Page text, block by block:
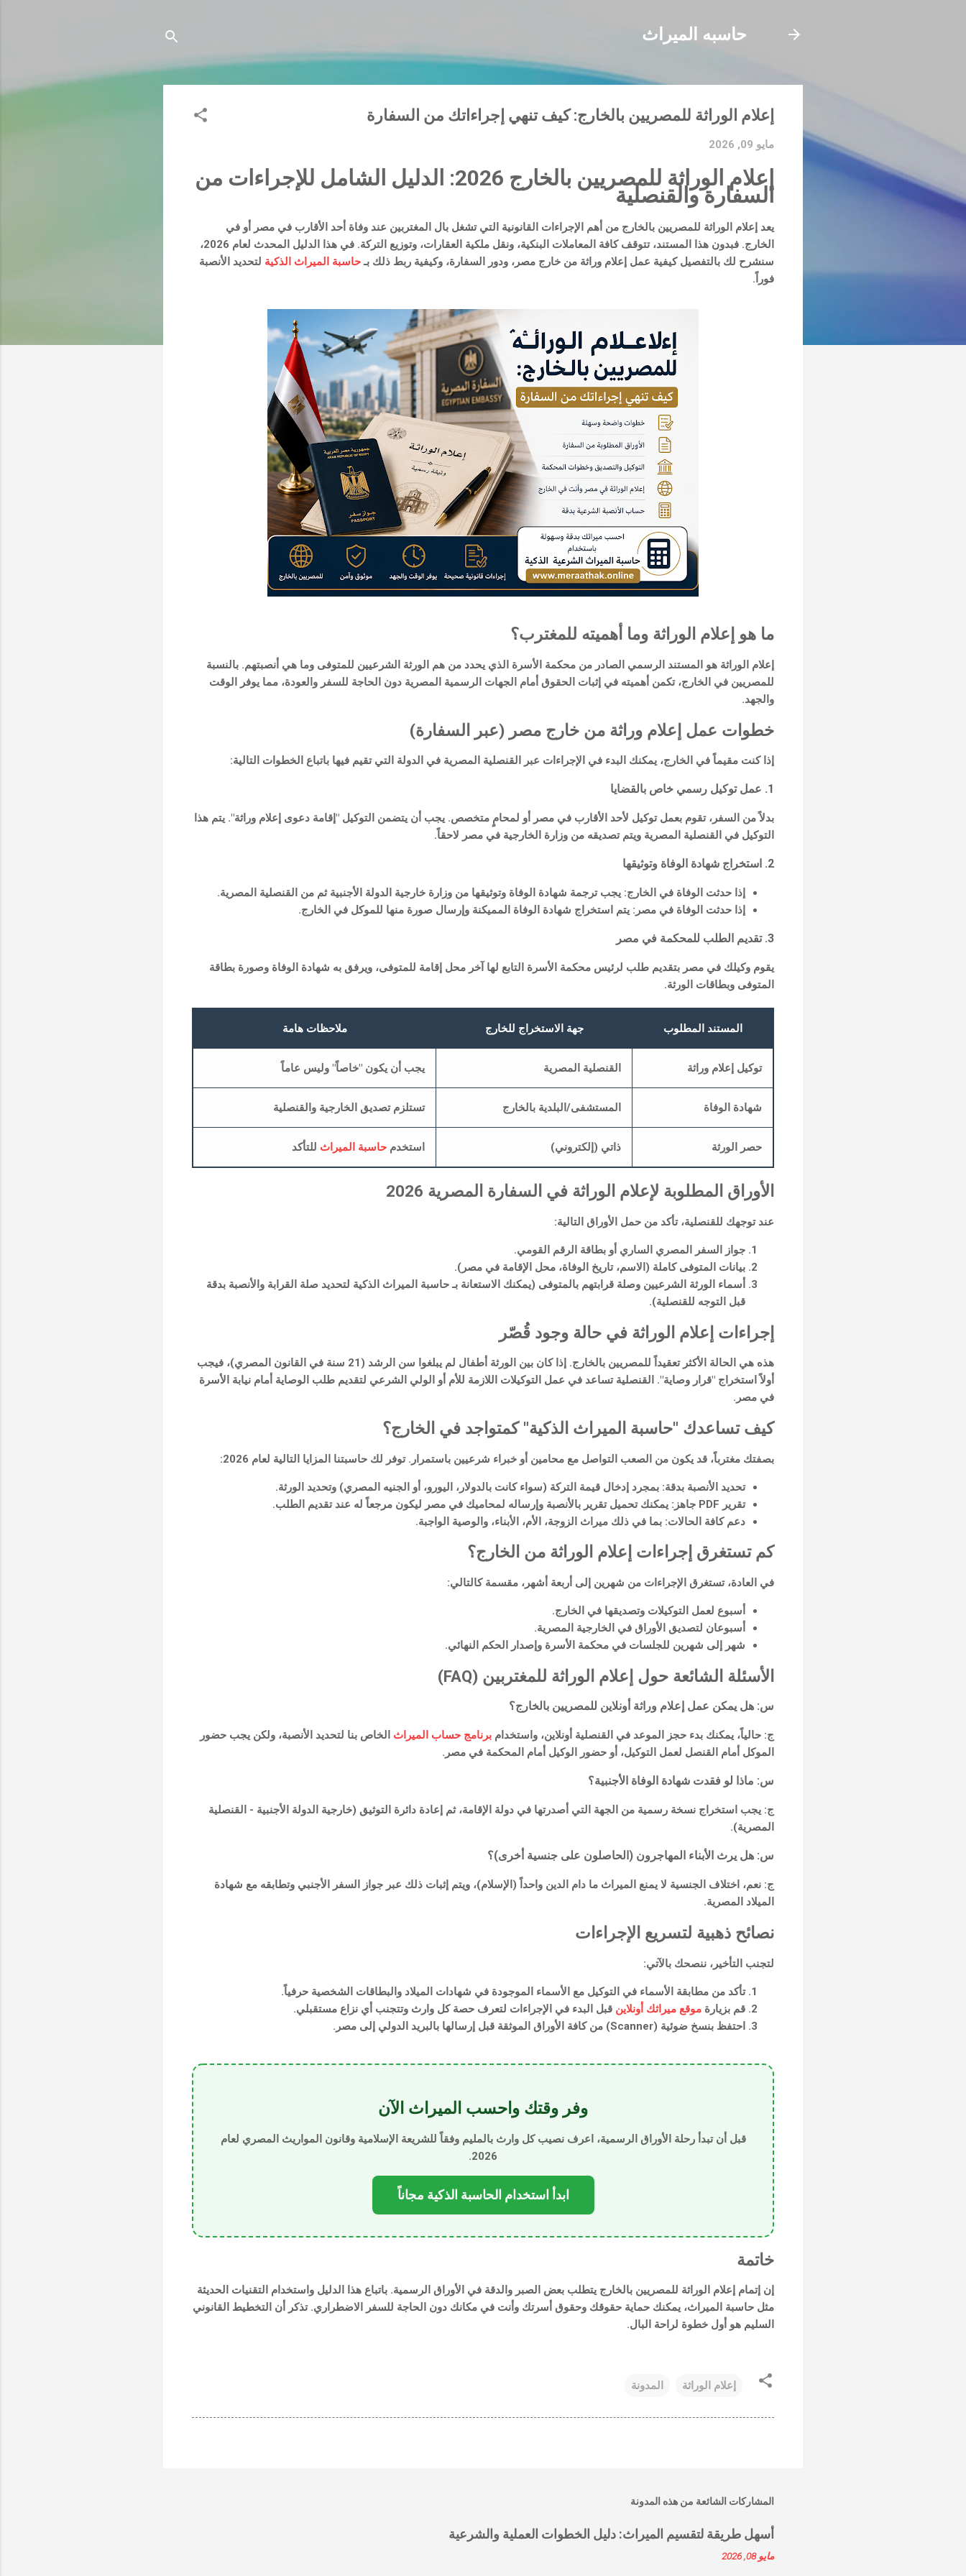
حاسبه الميراث
إعلام الوراثة للمصريين بالخارج: كيف تنهي إجراءاتك من السفارة
مايو 09, 2026
إعلام الوراثة للمصريين بالخارج 2026: الدليل الشامل للإجراءات من
السفارة والقنصلية
يعد إعلام الوراثة للمصريين بالخارج من أهم الإجراءات القانونية التي تشغل بال المغتربين عند وفاة أحد الأقارب في مصر أو في
الخارج. فبدون هذا المستند، تتوقف كافة المعاملات البنكية، ونقل ملكية العقارات، وتوزيع التركة. في هذا الدليل المحدث لعام 2026،
سنشرح لك بالتفصيلكيفية عمل إعلام وراثة من خارج مصر ، ودور السفارة، وكيفية ربط ذلك بـ حاسبة الميراث الذكية لتحديد الأنصبة
فوراً.
ما هو إعلام الوراثة وما أهميته للمغترب؟
إعلام الوراثة هو المستند الرسمي الصادر من محكمة الأسرة الذي يحدد من هم الورثة الشرعيين للمتوفى وما هي أنصبتهم. بالنسبة
للمصريين في الخارج، تكمن أهميته في إثبات الحقوق أمام الجهات الرسمية المصرية دون الحاجة للسفر والعودة، مما يوفر الوقت
والجهد.
خطوات عمل إعلام وراثة من خارج مصر (عبر السفارة)
إذا كنت مقيماً في الخارج، يمكنك البدء في الإجراءات عبر القنصلية المصرية في الدولة التي تقيم فيها باتباع الخطوات التالية:
1. عمل توكيل رسمي خاص بالقضايا
بدلاً من السفر، تقوم بعمل توكيل لأحد الأقارب في مصر أو لمحامٍ متخصص. يجب أن يتضمن التوكيل "إقامة دعوى إعلام وراثة". يتم هذا
التوكيل في القنصلية المصرية ويتم تصديقه من وزارة الخارجية في مصر لاحقاً.
2. استخراج شهادة الوفاة وتوثيقها
إذا حدثت الوفاة في الخارج: يجب ترجمة شهادة الوفاة وتوثيقها من وزارة خارجية الدولة الأجنبية ثم من القنصلية المصرية.
إذا حدثت الوفاة في مصر: يتم استخراج شهادة الوفاة المميكنة وإرسال صورة منها للموكل في الخارج.
3. تقديم الطلب للمحكمة في مصر
يقوم وكيلك في مصر بتقديم طلب لرئيس محكمة الأسرة التابع لها آخر محل إقامة للمتوفى، ويرفق به شهادة الوفاة وصورة بطاقة
المتوفى وبطاقات الورثة.
المستند المطلوب جهة الاستخراج للخارج ملاحظات هامة
توكيل إعلام وراثة القنصلية المصرية يجب أن يكون "خاصاً" وليس عاماً
شهادة الوفاة المستشفى/البلدية بالخارج تستلزم تصديق الخارجية والقنصلية
حصر الورثة ذاتي (إلكتروني) استخدم حاسبة الميراث للتأكد
الأوراق المطلوبة لإعلام الوراثة في السفارة المصرية 2026
عند توجهك للقنصلية، تأكد من حمل الأوراق التالية:
جواز السفر المصري الساري أو بطاقة الرقم القومي.
بيانات المتوفى كاملة (الاسم، تاريخ الوفاة، محل الإقامة في مصر).
أسماء الورثة الشرعيين وصلة قرابتهم بالمتوفى (يمكنك الاستعانة بـ حاسبة الميراث الذكية لتحديد صلة القرابة والأنصبة بدقة
قبل التوجه للقنصلية).
إجراءات إعلام الوراثة في حالة وجود قُصّر
هذه هي الحالة الأكثر تعقيداً للمصريين بالخارج. إذا كان بين الورثة أطفال لم يبلغوا سن الرشد (21 سنة في القانون المصري)، فيجب
أولاً استخراج "قرار وصاية". القنصلية تساعد في عمل التوكيلات اللازمة للأم أو الولي الشرعي لتقديم طلب الوصاية أمام نيابة الأسرة
في مصر.
كيف تساعدك "حاسبة الميراث الذكية" كمتواجد في الخارج؟
بصفتك مغترباً، قد يكون من الصعب التواصل مع محامين أو خبراء شرعيين باستمرار. توفر لك حاسبتنا المزايا التالية لعام 2026:
تحديد الأنصبة بدقة: بمجرد إدخال قيمة التركة (سواء كانت بالدولار، اليورو، أو الجنيه المصري) وتحديد الورثة.
تقرير PDF جاهز:
يمكنك تحميل تقرير بالأنصبة وإرساله لمحاميك في مصر ليكون مرجعاً له عند تقديم الطلب.
دعم كافة الحالات: بما في ذلك ميراث الزوجة، الأم، الأبناء، والوصية الواجبة.
كم تستغرق إجراءات إعلام الوراثة من الخارج؟
في العادة، تستغرق الإجراءات من شهرين إلى أربعة أشهر، مقسمة كالتالي:
أسبوع لعمل التوكيلات وتصديقها في الخارج.
أسبوعان لتصديق الأوراق في الخارجية المصرية.
شهر إلى شهرين للجلسات في محكمة الأسرة وإصدار الحكم النهائي.
الأسئلة الشائعة حول إعلام الوراثة للمغتربين (FAQ)
س: هل يمكن عمل إعلام وراثة أونلاين للمصريين بالخارج؟
ج: حالياً، يمكنك بدء حجز الموعد في القنصلية أونلاين، واستخدام برنامج حساب الميراث الخاص بنا لتحديد الأنصبة، ولكن يجب حضور
الموكل أمام القنصل لعمل التوكيل، أو حضور الوكيل أمام المحكمة في مصر.
س: ماذا لو فقدت شهادة الوفاة الأجنبية؟
ج: يجب استخراج نسخة رسمية من الجهة التي أصدرتها في دولة الإقامة، ثم إعادة دائرة التوثيق (خارجية الدولة الأجنبية - القنصلية
المصرية).
س: هل يرث الأبناء المهاجرون (الحاصلون على جنسية أخرى)؟
ج: نعم، اختلاف الجنسية لا يمنع الميراث ما دام الدين واحداً (الإسلام)، ويتم إثبات ذلك عبر جواز السفر الأجنبي وتطابقه مع شهادة
الميلاد المصرية.
نصائح ذهبية لتسريع الإجراءات
لتجنب التأخير، ننصحك بالآتي:
تأكد من مطابقة الأسماء في التوكيل مع الأسماء الموجودة في شهادات الميلاد والبطاقات الشخصية حرفياً.
قم بزيارة موقع ميراثك أونلاين قبل البدء في الإجراءات لتعرف حصة كل وارث وتتجنب أي نزاع مستقبلي.
احتفظ بنسخ ضوئية (Scanner) من كافة الأوراق الموثقة قبل إرسالها بالبريد الدولي إلى مصر.
وفر وقتك واحسب الميراث الآن
قبل أن تبدأ رحلة الأوراق الرسمية، اعرف نصيب كل وارث بالمليم وفقاً للشريعة الإسلامية وقانون المواريث المصري لعام
2026.
ابدأ استخدام الحاسبة الذكية مجاناً
خاتمة
إن إتمام إعلام الوراثة للمصريين بالخارج يتطلب بعض الصبر والدقة في الأوراق الرسمية. باتباع هذا الدليل واستخدام التقنيات الحديثة
مثل حاسبة الميراث، يمكنك حماية حقوقك وحقوق أسرتك وأنت في مكانك دون الحاجة للسفر الاضطراري. تذكر أن التخطيط القانوني
السليم هو أول خطوة لراحة البال.
إعلام الوراثة المدونة
المشاركات الشائعة من هذه المدونة
أسهل طريقة لتقسيم الميراث: دليل الخطوات العملية والشرعية
مايو 08, 2026